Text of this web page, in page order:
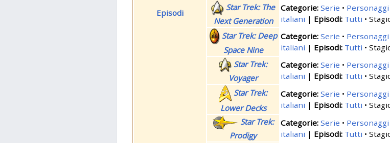
Episodi
Star Trek: The
Next Generation
Serie Personaggi
italiani | Tutti
Star Trek: Deep
Space Nine
Serie Personaggi
italiani | Tutti
Star Trek:
Voyager
Serie Personaggi
italiani | Tutti
Star Trek:
Lower Decks
Serie Personaggi
italiani | Tutti
Star Trek:
Prodigy
Serie Personaggi
italiani | Tutti